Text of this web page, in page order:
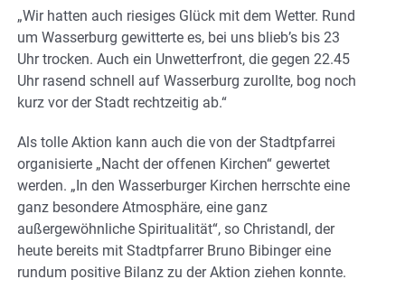
„Wir hatten auch riesiges Glück mit dem Wetter. Rund
um Wasserburg gewitterte es, bei uns blieb’s bis 23
Uhr trocken. Auch ein Unwetterfront, die gegen 22.45
Uhr rasend schnell auf Wasserburg zurollte, bog noch
kurz vor der Stadt rechtzeitig ab.“
Als tolle Aktion kann auch die von der Stadtpfarrei
organisierte „Nacht der offenen Kirchen“ gewertet
werden. „In den Wasserburger Kirchen herrschte eine
ganz besondere Atmosphäre, eine ganz
außergewöhnliche Spiritualität“, so Christandl, der
heute bereits mit Stadtpfarrer Bruno Bibinger eine
rundum positive Bilanz zu der Aktion ziehen konnte.